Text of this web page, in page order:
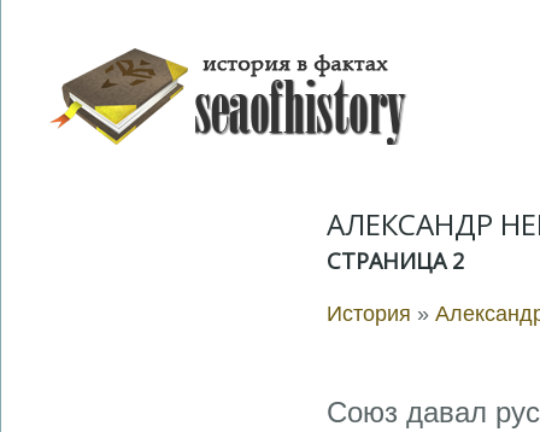
АЛЕКСАНДР
СТРАНИЦА 2
История »
Союз давал